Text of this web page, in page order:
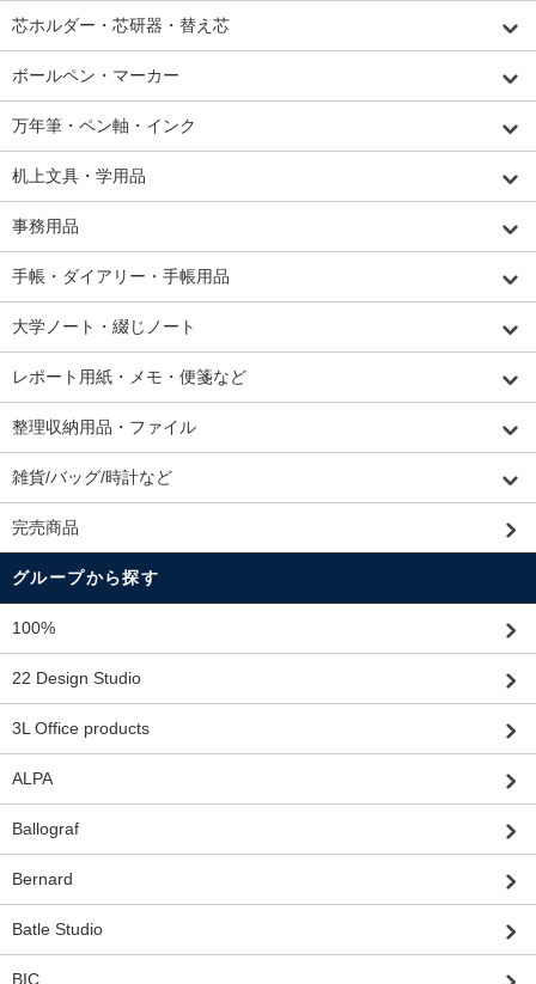
芯ホルダー・芯研器・替え芯
ボールペン・マーカー
万年筆・ペン軸・インク
机上文具・学用品
事務用品
手帳・ダイアリー・手帳用品
大学ノート・綴じノート
レポート用紙・メモ・便箋など
整理収納用品・ファイル
雑貨/バッグ/時計など
完売商品
グループから探す
100%
22 Design Studio
3L Office products
ALPA
Ballograf
Bernard
Batle Studio
BIC